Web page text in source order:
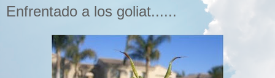
Enfrentado a los goliat......